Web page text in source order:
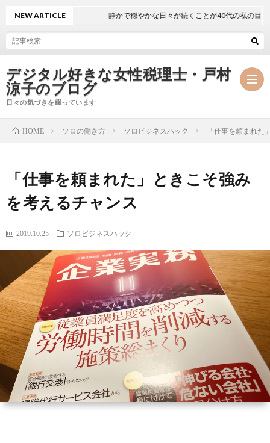
デジタル好きな女性税理士・戸村
涼子のブログ
日々の気づきを綴っています
ー
ル
HP
マ
ガ
筆
セ
ミ
ナ
ー・
講
NEW ARTICLE 静かで穏やかな日々が続くことが40代の私の目標
HOME ソロの働き方 ソロビジネスハック 「仕事を頼まれた
「仕事を頼まれた」ときこそ強み
を考えるチャンス
2019.10.25 ソロビジネスハック